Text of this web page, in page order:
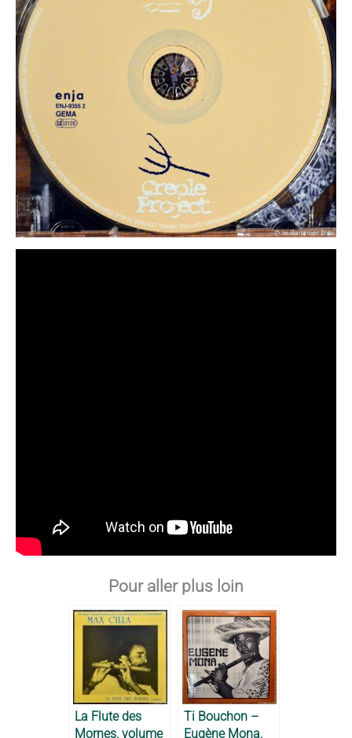
Pour aller plus loin
La Flute des
Mornes, volume
Ti Bouchon –
Eugène Mona,